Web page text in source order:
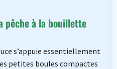
pêche à la bouillette
s’appuie essentiellement
petites boules compactes